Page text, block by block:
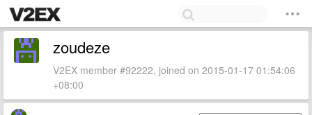
zoudeze
V2EX member #92222, joined on 2015-01-17 01:54:06
+08:00